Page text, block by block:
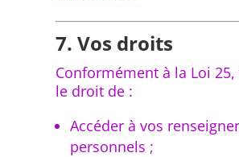
7. Vos droits
Conformément à la Loi 25,
le droit de :
Accéder à vos
personnels ;